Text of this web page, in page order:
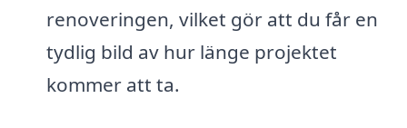
renoveringen, vilket gör att du får en
tydlig bild av hur länge projektet
kommer att ta.